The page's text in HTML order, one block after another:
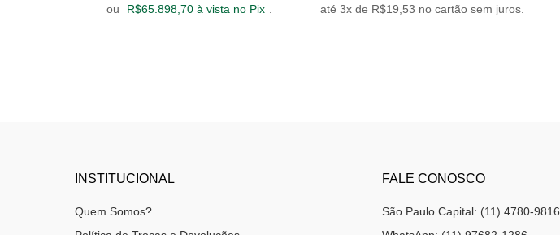
Disfunção Erétil
Doenças Respiratórias (Asma, DPOC, Bronquite)
ou
R$65.898,70 à vista no Pix
até 3x de R$19,53 no cartão sem juros.
INSTITUCIONAL
Quem Somos?
FALE CONOSCO
São Paulo Capital: (11) 4780-9816